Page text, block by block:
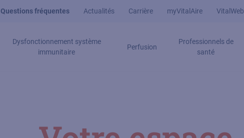
Questions fréquentes Actualités Carrière myVitalAire VitalWeb
Dysfonctionnement système
immunitaire
Perfusion
Professionnels de
santé